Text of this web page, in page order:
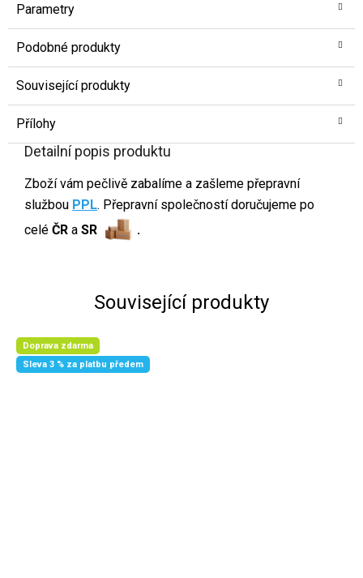
Parametry
Podobné produkty
Související produkty
Přílohy
Detailní popis produktu
Zboží vám pečlivě zabalíme a zašleme přepravní
službou PPL. Přepravní společností doručujeme po
celé ČR a SR .
Související produkty
Doprava zdarma
Sleva 3 % za platbu předem